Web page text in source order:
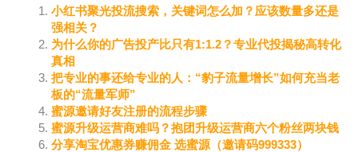
小红书聚光投流搜索，关键词怎么加？应该数量多还是
强相关？
为什么你的广告投产比只有1:1.2？专业代投揭秘高转化
真相
把专业的事还给专业的人：“豹子流量增长”如何充当老
板的“流量军师”
蜜源邀请好友注册的流程步骤
蜜源升级运营商难吗？抱团升级运营商六个粉丝两块钱
分享淘宝优惠券赚佣金 选蜜源（邀请码999333）